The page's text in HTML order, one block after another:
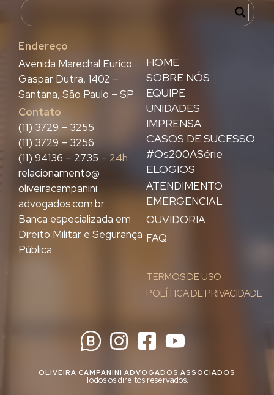
Endereço
HOME
SOBRE NÓS
EQUIPE
UNIDADES
IMPRENSA
CASOS DE SUCESSO
#Os200ASérie
ELOGIOS
ATENDIMENTO
EMERGENCIAL
OUVIDORIA
FAQ
TERMOS DE USO
POLÍTICA DE PRIVACIDADE
Avenida Marechal Eurico
Gaspar Dutra, 1402 –
Santana, São Paulo – SP
Contato
(11) 3729 – 3255
(11) 3729 – 3256
(11) 94136 – 2735 – 24h
relacionamento@
oliveiracampanini
advogados.com.br
Banca especializada em
Direito Militar e Segurança
Pública
OLIVEIRA CAMPANINI ADVOGADOS ASSOCIADOS
Todos os direitos reservados.